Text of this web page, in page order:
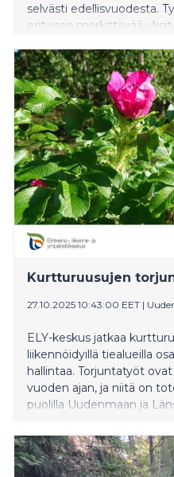
selvästi edellisvuodesta.
erityisen merkittävää
Päällysteiden kunto on
asiakaskokemukseen
Kurtturuusujen
27.10.2025 10:43:00 EET |
ELY-keskus jatkaa
liikennöidyillä tiealueilla
hallintaa. Torjuntatyöt
vuoden ajan, ja niitä on
puolilla Uudenmaan ja